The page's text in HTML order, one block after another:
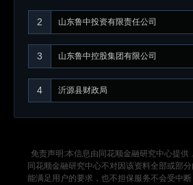
2 山东鲁中投资有限责任公司
3 山东鲁中控股集团有限公司
4 沂源县财政局
免责声明:本信息由同花顺金融研究中心提
同花顺金融研究中心不对因该资料全部或部
能满足用户的要求，也不担保服务不会受中